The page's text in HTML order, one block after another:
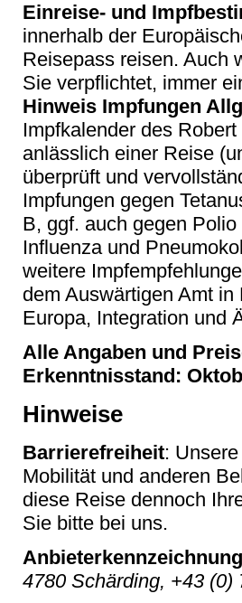
Einreise- und
innerhalb der
Reisepass reisen. Auch
Sie verpflichtet, immer
Hinweis Impfungen
Impfkalender des
anlässlich einer Reise
überprüft und
Impfungen gegen
B, ggf. auch gegen
Influenza und
weitere
dem Auswärtigen Amt
Europa, Integration und
Alle Angaben und
Erkenntnisstand:
Hinweise
Barrierefreiheit:
Mobilität und anderen
diese Reise dennoch
Sie bitte bei uns.
4780 Schärding, +43 (0)